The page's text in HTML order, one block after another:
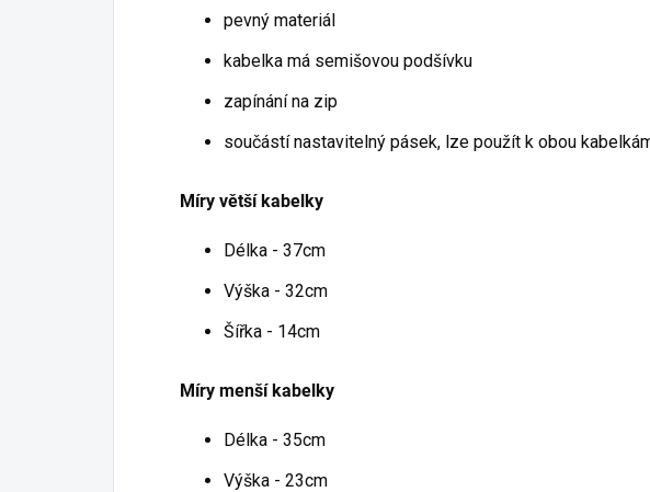
pevný materiál
kabelka má semišovou podšívku
zapínání na zip
součástí nastavitelný pásek, lze použít k obou
Míry větší kabelky
Délka - 37cm
Výška - 32cm
Šířka - 14cm
Míry menší kabelky
Délka - 35cm
Výška - 23cm